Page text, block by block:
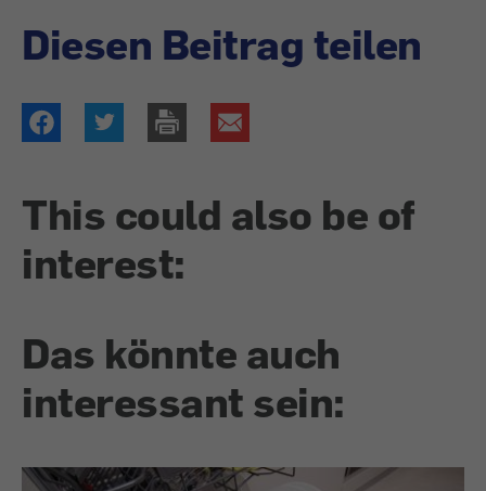
Diesen Beitrag teilen
This could also be of
interest:
Das könnte auch
interessant sein: